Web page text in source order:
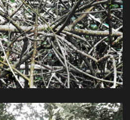
View